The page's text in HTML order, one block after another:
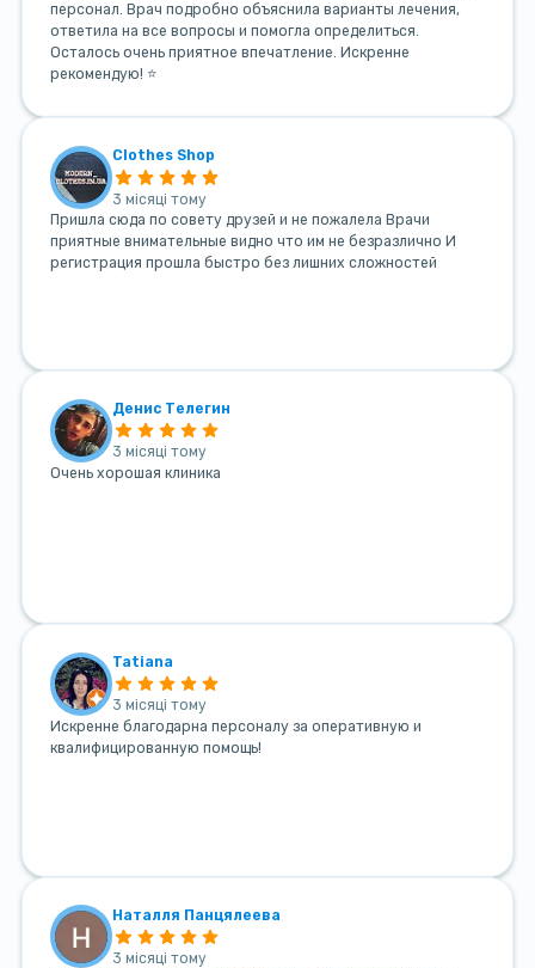
персонал. Врач подробно объяснила варианты лечения,
ответила на все вопросы и помогла определиться.
Осталось очень приятное впечатление. Искренне
рекомендую! ⭐
Clothes Shop
3 місяці тому
Пришла сюда по совету друзей и не пожалела Врачи
приятные внимательные видно что им не безразлично И
регистрация прошла быстро без лишних сложностей
Денис Телегин
3 місяці тому
Очень хорошая клиника
Tatiana
3 місяці тому
Искренне благодарна персоналу за оперативную и
квалифицированную помощь!
Наталля Панцялеева
3 місяці тому